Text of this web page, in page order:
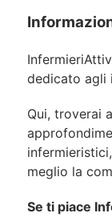
dedicato agli
Qui, troverai
meglio la
Se ti piace